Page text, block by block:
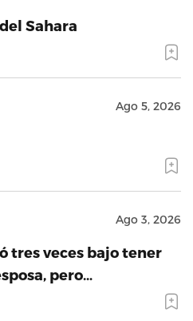
Sahara
Ago 5, 2026
Ago 3, 2026
tres veces bajo tener
pero…